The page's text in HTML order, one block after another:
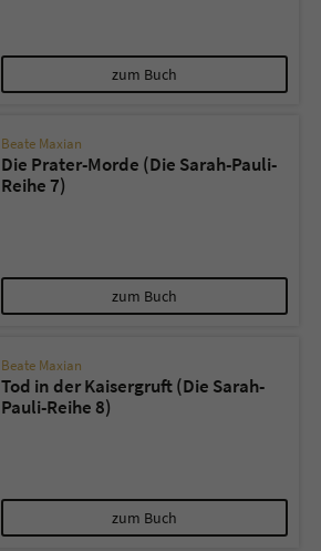
zum Buch
Beate Maxian
Die Prater-Morde (Die Sarah-Pauli-
Reihe 7)
zum Buch
Beate Maxian
Tod in der Kaisergruft (Die Sarah-
Pauli-Reihe 8)
zum Buch